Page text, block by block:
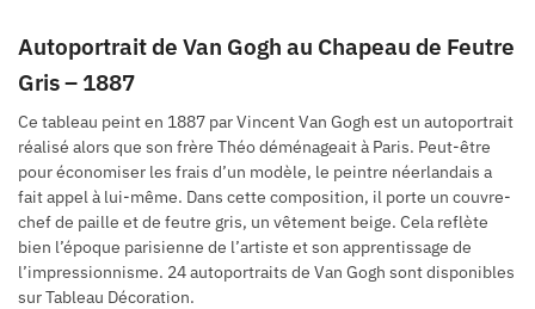
Autoportrait de Van Gogh au Chapeau de Feutre
Gris – 1887
Ce tableau peint en 1887 par Vincent Van Gogh est un autoportrait
réalisé alors que son frère Théo déménageait à Paris. Peut-être
pour économiser les frais d’un modèle, le peintre néerlandais a
fait appel à lui-même. Dans cette composition, il porte un couvre-
chef de paille et de feutre gris, un vêtement beige. Cela reflète
bien l’époque parisienne de l’artiste et son apprentissage de
l’impressionnisme. 24 autoportraits de Van Gogh sont disponibles
sur Tableau Décoration.